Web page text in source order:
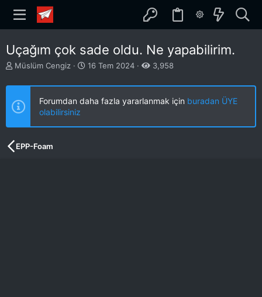
Uçağım çok sade oldu. Ne yapabilirim.
K
n
u
u
b
a
Müslüm Cengiz
B
ş
a
g
16 Tem 2024 3,958
Forumdan daha fazla yararlanmak için buradan ÜYE
olabilirsiniz
EPP-Foam